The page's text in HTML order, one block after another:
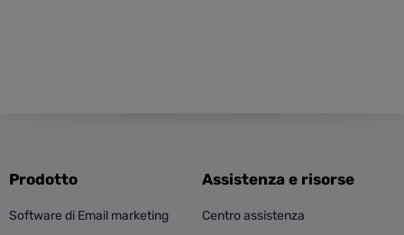
Prodotto
Software di Email marketing
Assistenza e risorse
Centro assistenza